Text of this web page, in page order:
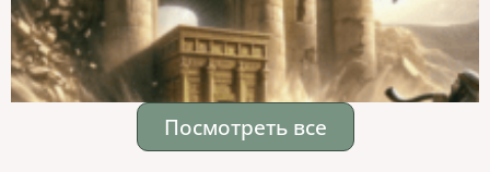
Посмотреть все